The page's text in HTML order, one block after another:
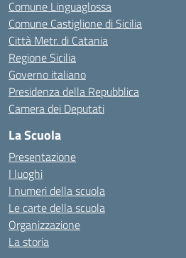
Comune Linguaglossa
Comune Castiglione di Sicilia
Città Metr. di Catania
Regione Sicilia
Governo italiano
Presidenza della Repubblica
Camera dei Deputati
La Scuola
Presentazione
I luoghi
I numeri della scuola
Le carte della scuola
Organizzazione
La storia